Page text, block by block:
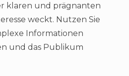
klaren und prägnanten
weckt. Nutzen Sie
Informationen
und das Publikum